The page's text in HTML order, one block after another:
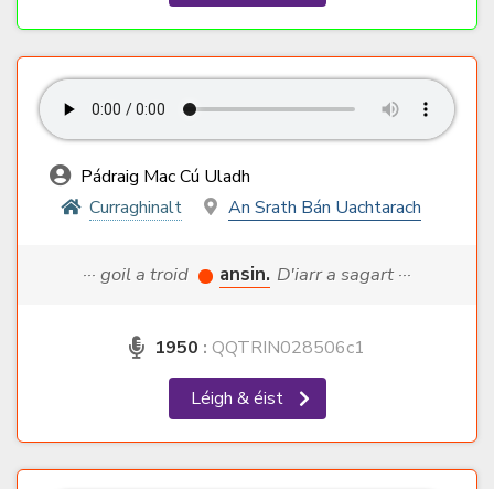
Pádraig Mac Cú Uladh
Curraghinalt
An Srath Bán Uachtarach
··· goil a troid ansin. D'iarr a sagart ···
1950 : QQTRIN028506c1
Léigh & éist